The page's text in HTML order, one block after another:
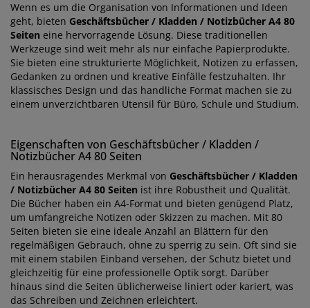
Wenn es um die Organisation von Informationen und Ideen
geht, bieten Geschäftsbücher / Kladden / Notizbücher A4 80
Seiten eine hervorragende Lösung. Diese traditionellen
Werkzeuge sind weit mehr als nur einfache Papierprodukte.
Sie bieten eine strukturierte Möglichkeit, Notizen zu erfassen,
Gedanken zu ordnen und kreative Einfälle festzuhalten. Ihr
klassisches Design und das handliche Format machen sie zu
einem unverzichtbaren Utensil für Büro, Schule und Studium.
Eigenschaften von Geschäftsbücher / Kladden /
Notizbücher A4 80 Seiten
Ein herausragendes Merkmal von Geschäftsbücher / Kladden
/ Notizbücher A4 80 Seiten ist ihre Robustheit und Qualität.
Die Bücher haben ein A4-Format und bieten genügend Platz,
um umfangreiche Notizen oder Skizzen zu machen. Mit 80
Seiten bieten sie eine ideale Anzahl an Blättern für den
regelmäßigen Gebrauch, ohne zu sperrig zu sein. Oft sind sie
mit einem stabilen Einband versehen, der Schutz bietet und
gleichzeitig für eine professionelle Optik sorgt. Darüber
hinaus sind die Seiten üblicherweise liniert oder kariert, was
das Schreiben und Zeichnen erleichtert.